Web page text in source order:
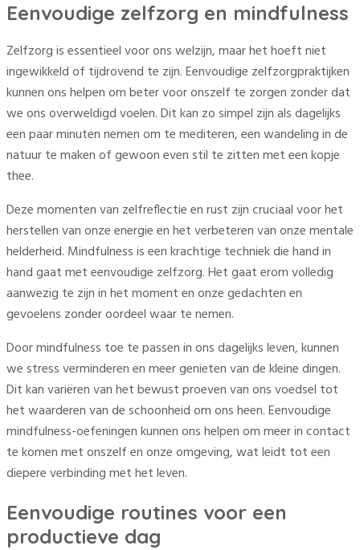
Eenvoudige zelfzorg en mindfulness
Zelfzorg is essentieel voor ons welzijn, maar het hoeft niet
ingewikkeld of tijdrovend te zijn. Eenvoudige zelfzorgpraktijken
kunnen ons helpen om beter voor onszelf te zorgen zonder dat
we ons overweldigd voelen. Dit kan zo simpel zijn als dagelijks
een paar minuten nemen om te mediteren, een wandeling in de
natuur te maken of gewoon even stil te zitten met een kopje
thee.
Deze momenten van zelfreflectie en rust zijn cruciaal voor het
herstellen van onze energie en het verbeteren van onze mentale
helderheid. Mindfulness is een krachtige techniek die hand in
hand gaat met eenvoudige zelfzorg. Het gaat erom volledig
aanwezig te zijn in het moment en onze gedachten en
gevoelens zonder oordeel waar te nemen.
Door mindfulness toe te passen in ons dagelijks leven, kunnen
we stress verminderen en meer genieten van de kleine dingen.
Dit kan variëren van het bewust proeven van ons voedsel tot
het waarderen van de schoonheid om ons heen. Eenvoudige
mindfulness-oefeningen kunnen ons helpen om meer in contact
te komen met onszelf en onze omgeving, wat leidt tot een
diepere verbinding met het leven.
Eenvoudige routines voor een
productieve dag